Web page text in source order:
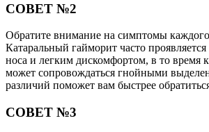
СОВЕТ №2
Обратите внимание на симптомы
Катаральный гайморит часто
носа и легким дискомфортом, в то время
может сопровождаться гнойными
различий поможет вам быстрее
СОВЕТ №3